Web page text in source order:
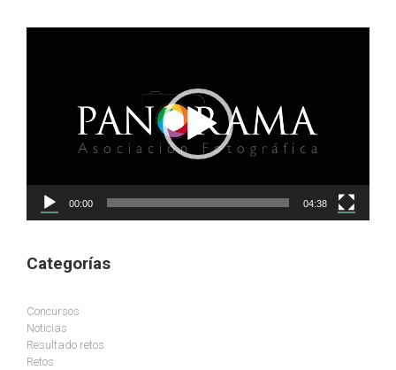
00:00 04:38
Categorías
Concursos
Noticias
Resultado retos
Retos